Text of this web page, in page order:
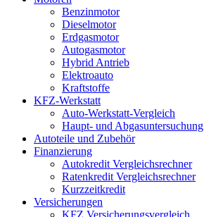
Benzinmotor
Dieselmotor
Erdgasmotor
Autogasmotor
Hybrid Antrieb
Elektroauto
Kraftstoffe
KFZ-Werkstatt
Auto-Werkstatt-Vergleich
Haupt- und Abgasuntersuchung
Autoteile und Zubehör
Finanzierung
Autokredit Vergleichsrechner
Ratenkredit Vergleichsrechner
Kurzzeitkredit
Versicherungen
KFZ Versicherungsvergleich